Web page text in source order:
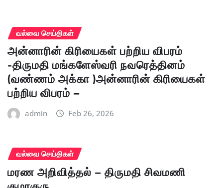
வல்வை செய்திகள்
அன்னாரின் கிரியைகள் பற்றிய விபரம்
-திருமதி மங்களேஸ்வரி நவரெத்தினம்
(வண்ணம் அக்கா )அன்னாரின் கிரியைகள்
பற்றிய விபரம் –
admin Feb 26, 2026
வல்வை செய்திகள்
மரண அறிவித்தல் – திருமதி சிவமணி